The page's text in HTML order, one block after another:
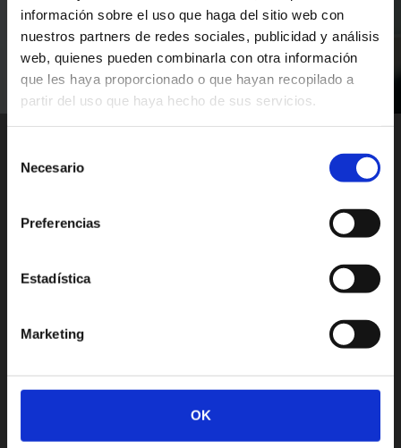
información sobre el uso que haga del sitio web con
nuestros partners de redes sociales, publicidad y análisis
web, quienes pueden combinarla con otra información
que les haya proporcionado o que hayan recopilado a
partir del uso que haya hecho de sus servicios.
Necesario
Preferencias
Estadística
Marketing
OK
Productos Relacionados